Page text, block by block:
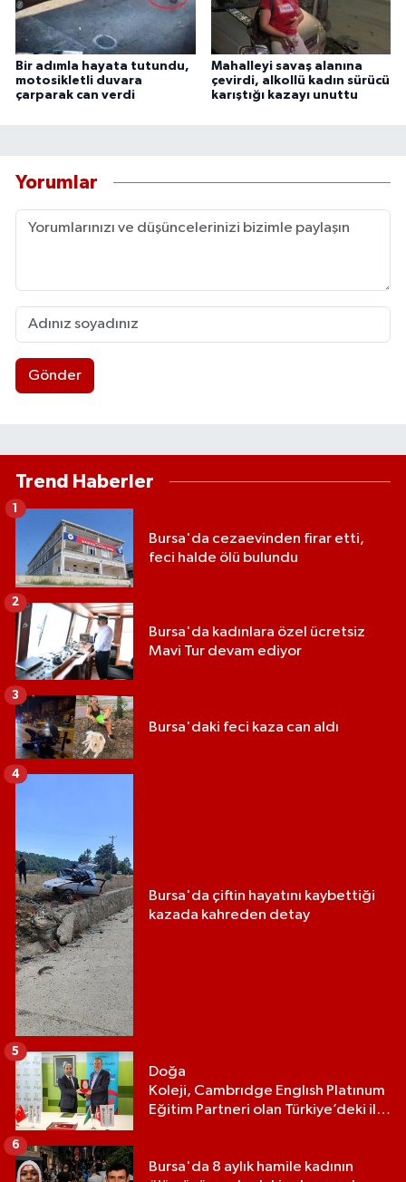
Bir adımla hayata tutundu,
motosikletli duvara
çarparak can verdi
Mahalleyi savaş alanına
çevirdi, alkollü kadın sürücü
karıştığı kazayı unuttu
Yorumlar
Gönder
Trend Haberler
Bursa'da cezaevinden firar etti,
feci halde ölü bulundu
1
Bursa'da kadınlara özel ücretsiz
Mavi Tur devam ediyor
2
Bursa'daki feci kaza can aldı
3
Bursa'da çiftin hayatını kaybettiği
kazada kahreden detay
4
Doğa
Koleji, Cambrıdge Englısh Platınum
Eğitim Partneri olan Türkiye’deki ilk
5
Bursa'da 8 aylık hamile kadının
6